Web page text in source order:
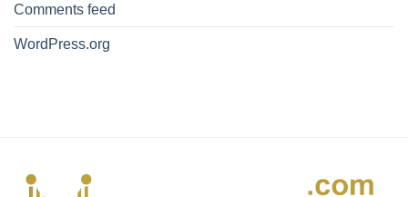
Comments feed
WordPress.org